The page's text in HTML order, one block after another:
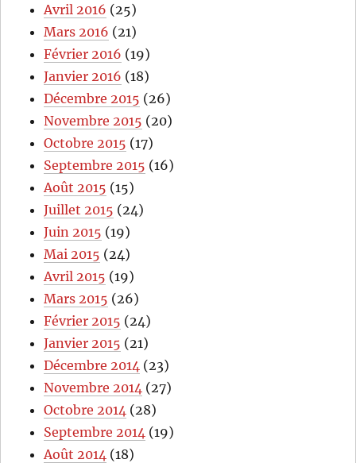
Avril 2016 (25)
Mars 2016 (21)
Février 2016 (19)
Janvier 2016 (18)
Décembre 2015 (26)
Novembre 2015 (20)
Octobre 2015 (17)
Septembre 2015 (16)
Août 2015 (15)
Juillet 2015 (24)
Juin 2015 (19)
Mai 2015 (24)
Avril 2015 (19)
Mars 2015 (26)
Février 2015 (24)
Janvier 2015 (21)
Décembre 2014 (23)
Novembre 2014 (27)
Octobre 2014 (28)
Septembre 2014 (19)
Août 2014 (18)